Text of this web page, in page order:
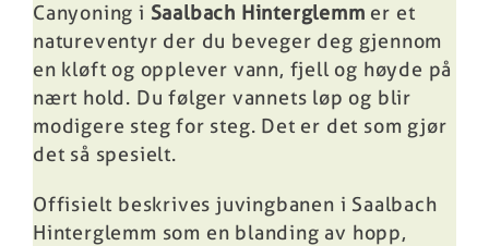
Canyoning i Saalbach Hinterglemm er et
natureventyr der du beveger deg gjennom
en kløft og opplever vann, fjell og høyde på
nært hold. Du følger vannets løp og blir
modigere steg for steg. Det er det som gjør
det så spesielt.
Offisielt beskrives juvingbanen i Saalbach
Hinterglemm som en blanding av hopp,